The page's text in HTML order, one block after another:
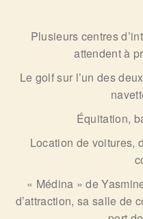
Plusieurs centres
attendent à
Le golf sur l’un des
Équitation,
Location de voitures,
« Médina » de
d’attraction, sa salle de